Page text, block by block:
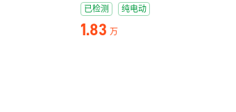
已检测 纯电动
1.83 万